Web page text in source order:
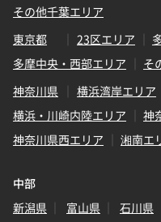
その他千葉エリア
東京都
23区エリア
多摩中央・西部エリア
そ
神奈川県
横浜湾岸エリア
横浜・川崎内陸エリア
神
神奈川県西エリア
湘南エ
中部
新潟県
富山県 石川県